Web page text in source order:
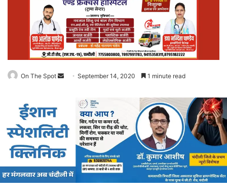
On The Spot
Send September 14, 2020 1 minute read